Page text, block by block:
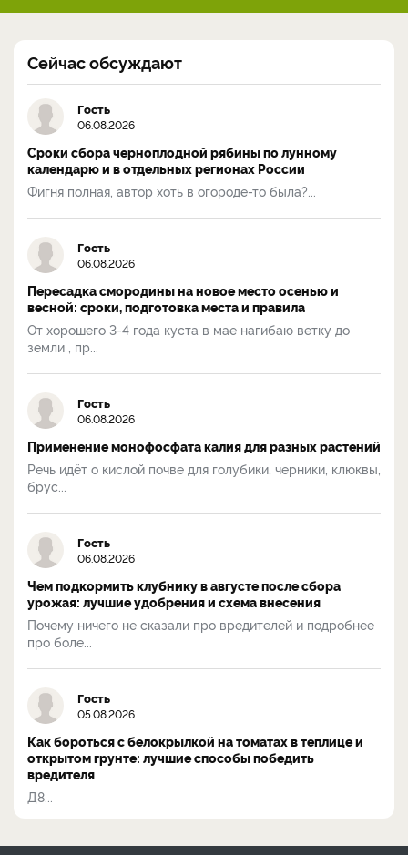
Сейчас обсуждают
Гость
06.08.2026
Сроки сбора черноплодной рябины по лунному
календарю и в отдельных регионах России
Фигня полная, автор хоть в огороде-то была?...
Гость
06.08.2026
Пересадка смородины на новое место осенью и
весной: сроки, подготовка места и правила
От хорошего 3-4 года куста в мае нагибаю ветку до
земли , пр...
Гость
06.08.2026
Применение монофосфата калия для разных растений
Речь идёт о кислой почве для голубики, черники, клюквы,
брус...
Гость
06.08.2026
Чем подкормить клубнику в августе после сбора
урожая: лучшие удобрения и схема внесения
Почему ничего не сказали про вредителей и подробнее
про боле...
Гость
05.08.2026
Как бороться с белокрылкой на томатах в теплице и
открытом грунте: лучшие способы победить
вредителя
Д8...